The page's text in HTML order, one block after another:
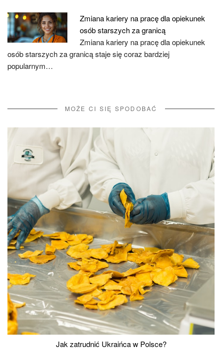
Zmiana kariery na pracę dla opiekunek
osób starszych za granicą
Zmiana kariery na pracę dla opiekunek
osób starszych za granicą staje się coraz bardziej
popularnym…
MOŻE CI SIĘ SPODOBAĆ
Jak zatrudnić Ukraińca w Polsce?